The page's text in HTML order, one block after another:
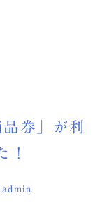
券」が利
！